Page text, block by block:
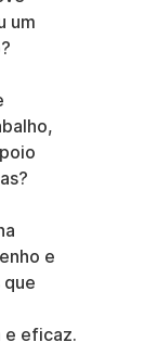
um
e
e eficaz.